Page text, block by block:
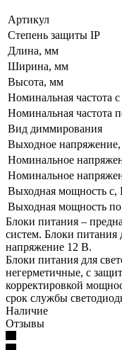
Артикул
Степень защиты IP
Длина, мм
Ширина, мм
Высота, мм
Номинальная частота с
Номинальная частота
Вид диммирования
Выходное
Номинальное
Номинальное
Выходная мощность с,
Выходная мощность
Блоки питания –
систем. Блоки питания
напряжение 12 В.
Блоки питания для
негерметичные, с
корректировкой
срок службы
Наличие
Отзывы